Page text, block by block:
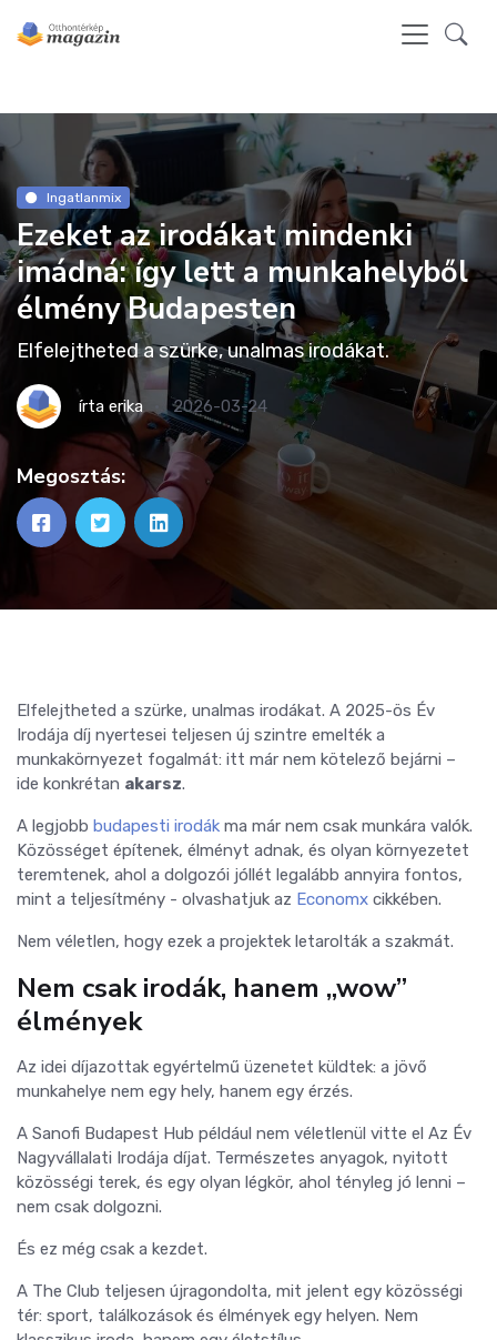
Ingatlanmix
Ezeket az irodákat mindenki
imádná: így lett a munkahelyből
élmény Budapesten
Elfelejtheted a szürke, unalmas irodákat.
írta erika 2026-03-24
Megosztás:
Elfelejtheted a szürke, unalmas irodákat. A 2025-ös Év
Irodája díj nyertesei teljesen új szintre emelték a
munkakörnyezet fogalmát: itt már nem kötelező bejárni –
ide konkrétan akarsz.
A legjobb budapesti irodák ma már nem csak munkára valók.
Közösséget építenek, élményt adnak, és olyan környezetet
teremtenek, ahol a dolgozói jóllét legalább annyira fontos,
mint a teljesítmény - olvashatjuk az Economx cikkében.
Nem véletlen, hogy ezek a projektek letarolták a szakmát.
Nem csak irodák, hanem „wow”
élmények
Az idei díjazottak egyértelmű üzenetet küldtek: a jövő
munkahelye nem egy hely, hanem egy érzés.
A Sanofi Budapest Hub például nem véletlenül vitte el Az Év
Nagyvállalati Irodája díjat. Természetes anyagok, nyitott
közösségi terek, és egy olyan légkör, ahol tényleg jó lenni –
nem csak dolgozni.
És ez még csak a kezdet.
A The Club teljesen újragondolta, mit jelent egy közösségi
tér: sport, találkozások és élmények egy helyen. Nem